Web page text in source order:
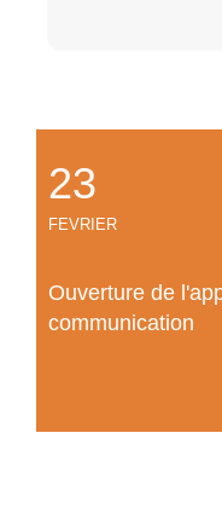
23
FEVRIER
Ouverture de
communication